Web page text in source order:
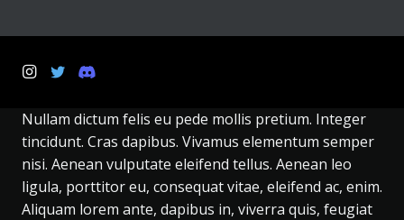
Nullam dictum felis eu pede mollis pretium. Integer
tincidunt. Cras dapibus. Vivamus elementum semper
nisi. Aenean vulputate eleifend tellus. Aenean leo
ligula, porttitor eu, consequat vitae, eleifend ac, enim.
Aliquam lorem ante, dapibus in, viverra quis, feugiat